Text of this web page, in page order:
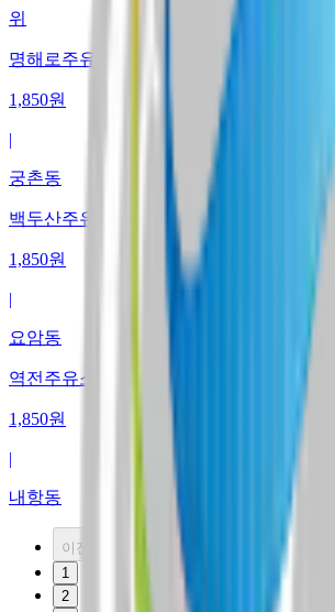
위
명해로주유소
1,850원
|
궁촌동
백두산주유소
1,850원
|
요암동
역전주유소
1,850원
|
내항동
이전
1
2